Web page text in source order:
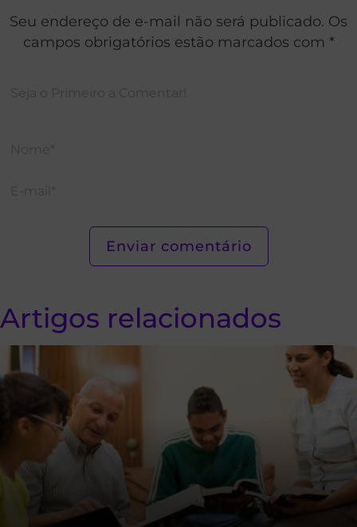
Seu endereço de e-mail não será publicado. Os
campos obrigatórios estão marcados com *
Artigos relacionados